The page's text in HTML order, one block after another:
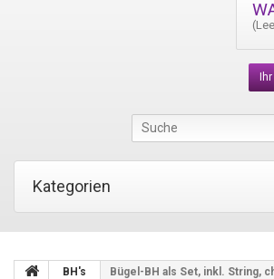
Kategorien
BH's Bügel-BH als Set, inkl. String,